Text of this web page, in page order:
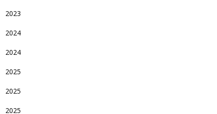
2023
2024
2024
2025
2025
2025